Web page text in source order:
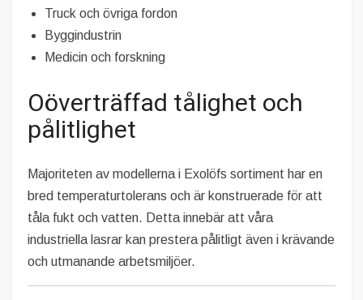
Truck och övriga fordon
Byggindustrin
Medicin och forskning
Oöverträffad tålighet och
pålitlighet
Majoriteten av modellerna i Exolöfs sortiment har en
bred temperaturtolerans och är konstruerade för att
tåla fukt och vatten. Detta innebär att våra
industriella lasrar kan prestera pålitligt även i krävande
och utmanande arbetsmiljöer.